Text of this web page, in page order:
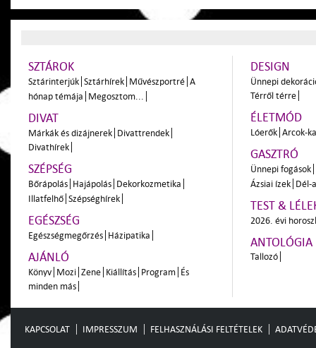
SZTÁROK
Sztárinterjúk Sztárhírek Művészportré A
hónap témája Megosztom...
DIVAT
Márkák és dizájnerek Divattrendek
Divathírek
SZÉPSÉG
Bőrápolás Hajápolás Dekorkozmetika
Illatfelhő Szépséghírek
EGÉSZSÉG
Egészségmegőrzés Házipatika
AJÁNLÓ
Könyv Mozi Zene Kiállítás Program És
minden más
DESIGN
Ünnepi
Térről térre
ÉLETMÓD
Lóerők Arcok-
GASZTRÓ
Ünnepi fogások
Ázsiai ízek Dél-
TEST &
2026. évi
ANTOLÓGIA
Tallozó
KAPCSOLAT IMPRESSZUM FELHASZNÁLÁSI FELTÉTELEK